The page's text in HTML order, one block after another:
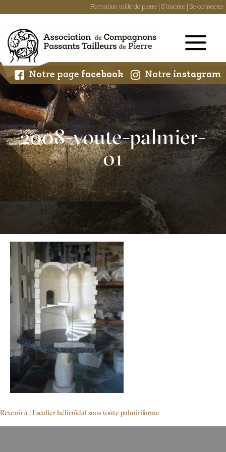
Formation taille de pierre S'inscrire Se connecter
content
Notre page facebook Notre instagram
2008-voute-palmier-
01
Revenir à : Escalier hélicoïdal sous voûte palmiriforme